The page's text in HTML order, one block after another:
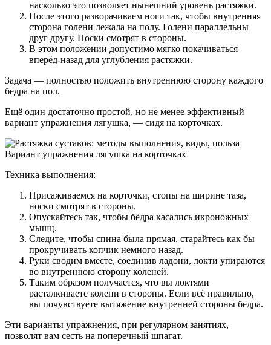
насколько это позволяет нынешний уровень растяжки.
После этого разворачиваем ноги так, чтобы внутренняя
сторона голени лежала на полу. Голени параллельны
друг другу. Носки смотрят в стороны.
В этом положении допустимо мягко покачиваться
вперёд-назад для углубления растяжки.
Задача — полностью положить внутреннюю сторону каждого
бедра на пол.
Ещё один достаточно простой, но не менее эффективный
вариант упражнения лягушка, — сидя на корточках.
Вариант упражнения лягушка на корточках
Техника выполнения:
Присаживаемся на корточки, стопы на ширине таза,
носки смотрят в стороны.
Опускайтесь так, чтобы бёдра касались икроножных
мышц.
Следите, чтобы спина была прямая, старайтесь как бы
прокручивать копчик немного назад.
Руки сводим вместе, соединив ладони, локти упираются
во внутреннюю сторону коленей.
Таким образом получается, что вы локтями
расталкиваете колени в стороны. Если всё правильно,
вы почувствуете вытяжение внутренней стороны бедра.
Эти варианты упражнения, при регулярном занятиях,
позволят вам сесть на поперечный шпагат.